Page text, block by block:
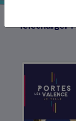
Télécharger